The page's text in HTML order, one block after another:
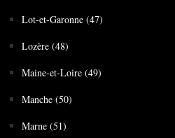
Lot-et-Garonne (47)
Lozère (48)
Maine-et-Loire (49)
Manche (50)
Marne (51)